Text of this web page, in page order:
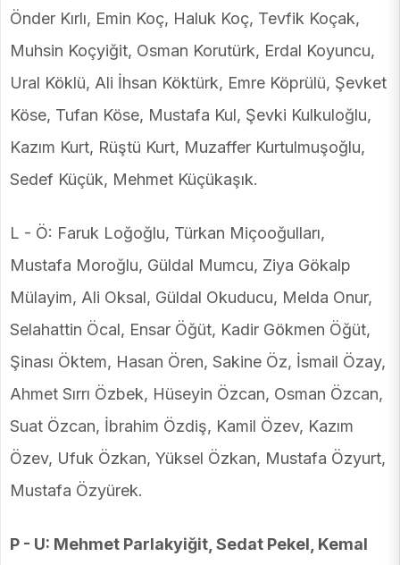
Önder Kırlı, Emin Koç, Haluk Koç, Tevfik Koçak,
Muhsin Koçyiğit, Osman Korutürk, Erdal Koyuncu,
Ural Köklü, Ali İhsan Köktürk, Emre Köprülü, Şevket
Köse, Tufan Köse, Mustafa Kul, Şevki Kulkuloğlu,
Kazım Kurt, Rüştü Kurt, Muzaffer Kurtulmuşoğlu,
Sedef Küçük, Mehmet Küçükaşık.
L - Ö: Faruk Loğoğlu, Türkan Miçooğulları,
Mustafa Moroğlu, Güldal Mumcu, Ziya Gökalp
Mülayim, Ali Oksal, Güldal Okuducu, Melda Onur,
Selahattin Öcal, Ensar Öğüt, Kadir Gökmen Öğüt,
Şinası Öktem, Hasan Ören, Sakine Öz, İsmail Özay,
Ahmet Sırrı Özbek, Hüseyin Özcan, Osman Özcan,
Suat Özcan, İbrahim Özdiş, Kamil Özev, Kazım
Özev, Ufuk Özkan, Yüksel Özkan, Mustafa Özyurt,
Mustafa Özyürek.
P - U: Mehmet Parlakyiğit, Sedat Pekel, Kemal